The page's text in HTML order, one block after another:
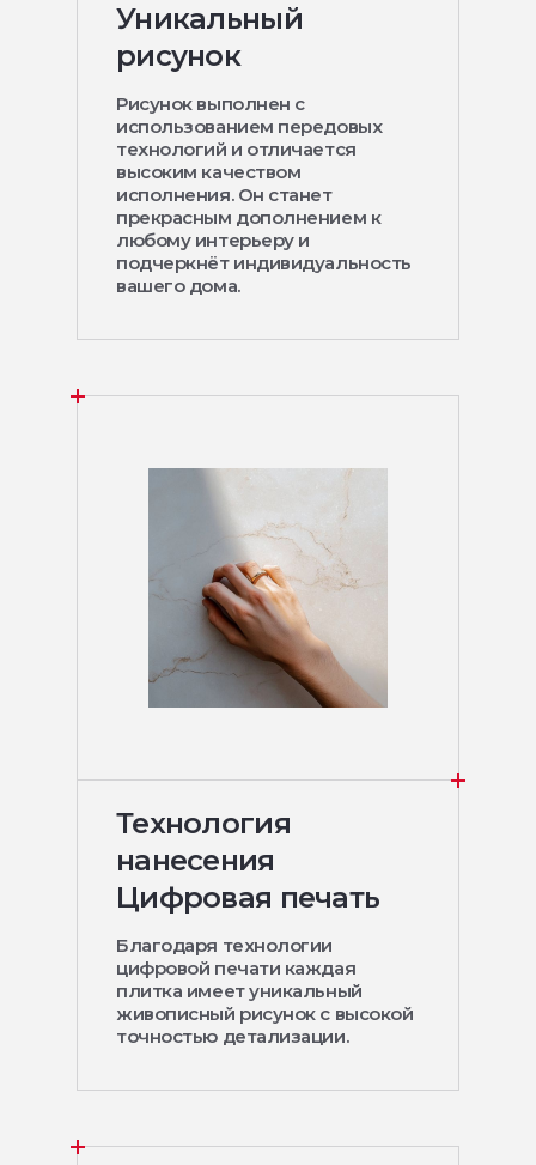
Уникальный
рисунок
Рисунок выполнен с
использованием передовых
технологий и отличается
высоким качеством
исполнения. Он станет
прекрасным дополнением к
любому интерьеру и
подчеркнёт индивидуальность
вашего дома.
Технология
нанесения
Цифровая печать
Благодаря технологии
цифровой печати каждая
плитка имеет уникальный
живописный рисунок с высокой
точностью детализации.